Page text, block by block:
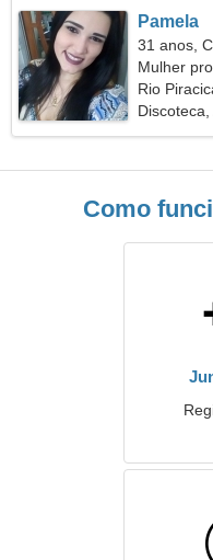
Pamela
31 anos,
Mulher
Rio
Como